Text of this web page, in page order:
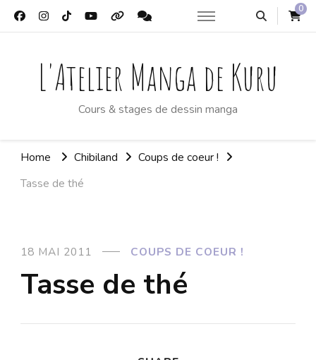
0
L'Atelier Manga de Kuru
Cours & stages de dessin manga
Home Chibiland
Coups de coeur !
Tasse de thé
18 MAI 2011 COUPS DE COEUR !
Tasse de thé